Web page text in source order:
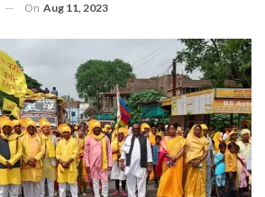
On Aug 11, 2023